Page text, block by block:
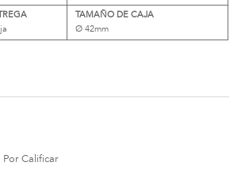
TAMAÑO DE CAJA
Ø 42mm
Por Calificar